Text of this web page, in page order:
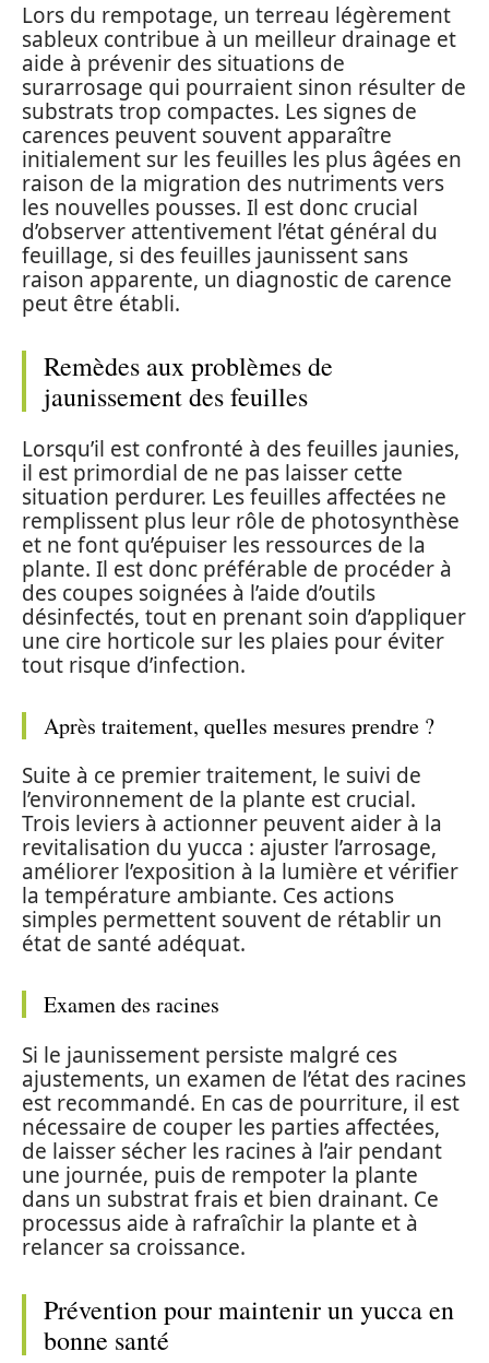
Lors du rempotage, un terreau légèrement
sableux contribue à un meilleur drainage et
aide à prévenir des situations de
surarrosage qui pourraient sinon résulter de
substrats trop compactes. Les signes de
carences peuvent souvent apparaître
initialement sur les feuilles les plus âgées en
raison de la migration des nutriments vers
les nouvelles pousses. Il est donc crucial
d’observer attentivement l’état général du
feuillage, si des feuilles jaunissent sans
raison apparente, un diagnostic de carence
peut être établi.
Remèdes aux problèmes de
jaunissement des feuilles
Lorsqu’il est confronté à des feuilles jaunies,
il est primordial de ne pas laisser cette
situation perdurer. Les feuilles affectées ne
remplissent plus leur rôle de photosynthèse
et ne font qu’épuiser les ressources de la
plante. Il est donc préférable de procéder à
des coupes soignées à l’aide d’outils
désinfectés, tout en prenant soin d’appliquer
une cire horticole sur les plaies pour éviter
tout risque d’infection.
Après traitement, quelles mesures prendre ?
Suite à ce premier traitement, le suivi de
l’environnement de la plante est crucial.
Trois leviers à actionner peuvent aider à la
revitalisation du yucca : ajuster l’arrosage,
améliorer l’exposition à la lumière et vérifier
la température ambiante. Ces actions
simples permettent souvent de rétablir un
état de santé adéquat.
Examen des racines
Si le jaunissement persiste malgré ces
ajustements, un examen de l’état des racines
est recommandé. En cas de pourriture, il est
nécessaire de couper les parties affectées,
de laisser sécher les racines à l’air pendant
une journée, puis de rempoter la plante
dans un substrat frais et bien drainant. Ce
processus aide à rafraîchir la plante et à
relancer sa croissance.
Prévention pour maintenir un yucca en
bonne santé